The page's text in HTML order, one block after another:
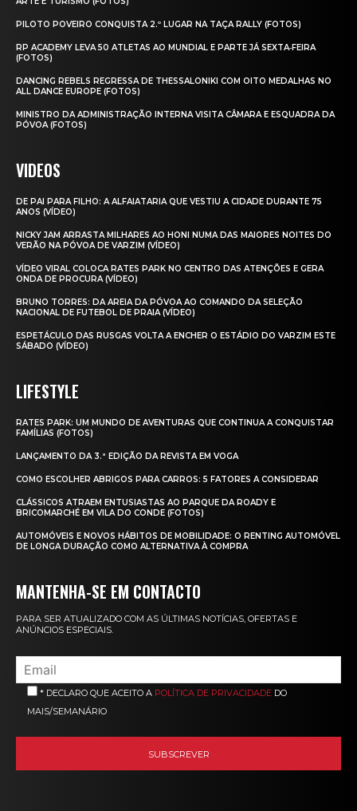
PILOTO POVEIRO CONQUISTA 2.º LUGAR NA TAÇA RALLY (FOTOS)
RP ACADEMY LEVA 50 ATLETAS AO MUNDIAL E PARTE JÁ SEXTA‑FEIRA
(FOTOS)
DANCING REBELS REGRESSA DE THESSALONIKI COM OITO MEDALHAS NO
ALL DANCE EUROPE (FOTOS)
MINISTRO DA ADMINISTRAÇÃO INTERNA VISITA CÂMARA E ESQUADRA DA
PÓVOA (FOTOS)
VIDEOS
DE PAI PARA FILHO: A ALFAIATARIA QUE VESTIU A CIDADE DURANTE 75
ANOS (VÍDEO)
NICKY JAM ARRASTA MILHARES AO HONI NUMA DAS MAIORES NOITES DO
VERÃO NA PÓVOA DE VARZIM (VÍDEO)
VÍDEO VIRAL COLOCA RATES PARK NO CENTRO DAS ATENÇÕES E GERA
ONDA DE PROCURA (VÍDEO)
BRUNO TORRES: DA AREIA DA PÓVOA AO COMANDO DA SELEÇÃO
NACIONAL DE FUTEBOL DE PRAIA (VÍDEO)
ESPETÁCULO DAS RUSGAS VOLTA A ENCHER O ESTÁDIO DO VARZIM ESTE
SÁBADO (VÍDEO)
LIFESTYLE
RATES PARK: UM MUNDO DE AVENTURAS QUE CONTINUA A CONQUISTAR
FAMÍLIAS (FOTOS)
LANÇAMENTO DA 3.ª EDIÇÃO DA REVISTA EM VOGA
COMO ESCOLHER ABRIGOS PARA CARROS: 5 FATORES A CONSIDERAR
CLÁSSICOS ATRAEM ENTUSIASTAS AO PARQUE DA ROADY E
BRICOMARCHÉ EM VILA DO CONDE (FOTOS)
AUTOMÓVEIS E NOVOS HÁBITOS DE MOBILIDADE: O RENTING AUTOMÓVEL
DE LONGA DURAÇÃO COMO ALTERNATIVA À COMPRA
MANTENHA-SE EM CONTACTO
PARA SER ATUALIZADO COM AS ÚLTIMAS NOTÍCIAS, OFERTAS E
ANÚNCIOS ESPECIAIS.
* DECLARO QUE ACEITO A POLÍTICA DE PRIVACIDADE DO
MAIS/SEMANÁRIO